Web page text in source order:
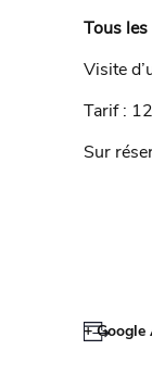
Tous
Visite
Tarif :
Sur
+ Google